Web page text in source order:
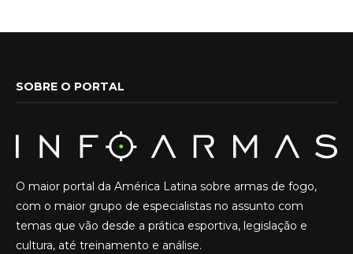
SOBRE O PORTAL
O maior portal da América Latina sobre armas de fogo,
com o maior grupo de especialistas no assunto com
temas que vão desde a prática esportiva, legislação e
cultura, até treinamento e análise.